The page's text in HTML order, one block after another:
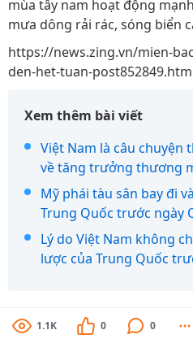
mùa tây nam hoạt động
mưa dông rải rác, sóng biển
https://news.zing.vn/mien-
den-het-tuan-
Xem thêm bài viết
Việt Nam là câu chuyện
về tăng trưởng thương
Mỹ phái tàu sân bay đi
Trung Quốc trước ngày
Lý do Việt Nam không
lược của Trung Quốc
1.1K 0 0